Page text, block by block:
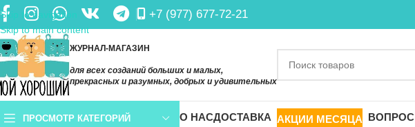
Skip to navigation
Skip to main content
+7 (977) 677-72-21
ЖУРНАЛ-МАГАЗИН
для всех созданий больших и малых,
прекрасных и разумных, добрых и удивительных
ПРОСМОТР КАТЕГОРИЙ О НАСДОСТАВКА АКЦИИ МЕСЯЦА